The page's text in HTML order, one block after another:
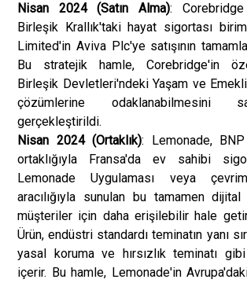
Nisan 2024 (Satın Alma):
Birleşik Krallık'taki hayat sigortası
Limited'in Aviva Plc'ye satışının
Bu stratejik hamle, Corebridge'in
Birleşik Devletleri'ndeki Yaşam ve
çözümlerine odaklanabilmesini
gerçekleştirildi.
Nisan 2024 (Ortaklık): Lemonade,
ortaklığıyla Fransa'da ev sahibi
Lemonade Uygulaması veya
aracılığıyla sunulan bu tamamen
müşteriler için daha erişilebilir hale
Ürün, endüstri standardı teminatın yanı
yasal koruma ve hırsızlık teminatı
içerir. Bu hamle, Lemonade'in